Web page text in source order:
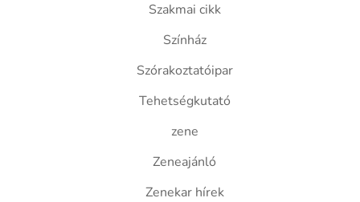
Szakmai cikk
Színház
Szórakoztatóipar
Tehetségkutató
zene
Zeneajánló
Zenekar hírek